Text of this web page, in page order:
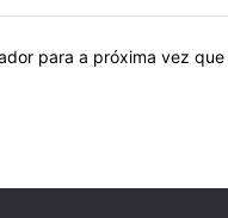
para a próxima vez